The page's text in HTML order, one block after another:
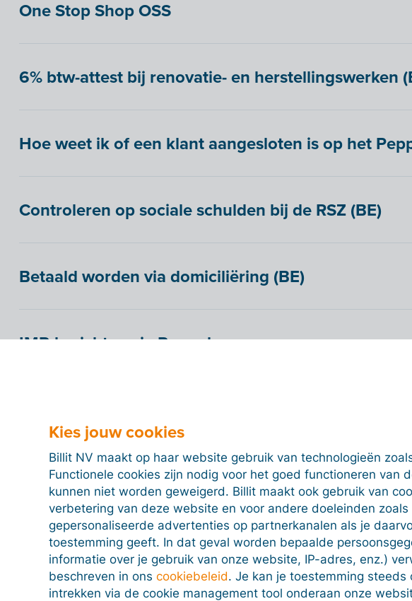
One Stop Shop OSS
6% btw-attest bij renovatie- en herstellingswerken
Hoe weet ik of een klant aangesloten is op het
Controleren op sociale schulden bij de RSZ (BE)
Betaald worden via domiciliëring (BE)
IMR-berichten via Peppol
Betalingstermijn instellen
Standaard is de wettelijke betalingstermijn van 30 dagen ingesteld.
passen, ga je naar het submenu 'Algemeen' onder het menu
gewenste betalingstermijn ingeven. Met de checkbox onderaan kan
betalingstermijn op het einde van de maand in te stellen.
Kies jouw cookies
Billit NV maakt op haar website gebruik van technologieën
Functionele cookies zijn nodig voor het goed functioneren van
kunnen niet worden geweigerd. Billit maakt ook gebruik van
verbetering van deze website en voor andere doeleinden zoals
gepersonaliseerde advertenties op partnerkanalen als je
toestemming geeft. In dat geval worden bepaalde
informatie over je gebruik van onze website, IP-adres, enz.)
beschreven in onscookiebeleid. Je kan je toestemming steeds
intrekken via de cookie management tool onderaan onze